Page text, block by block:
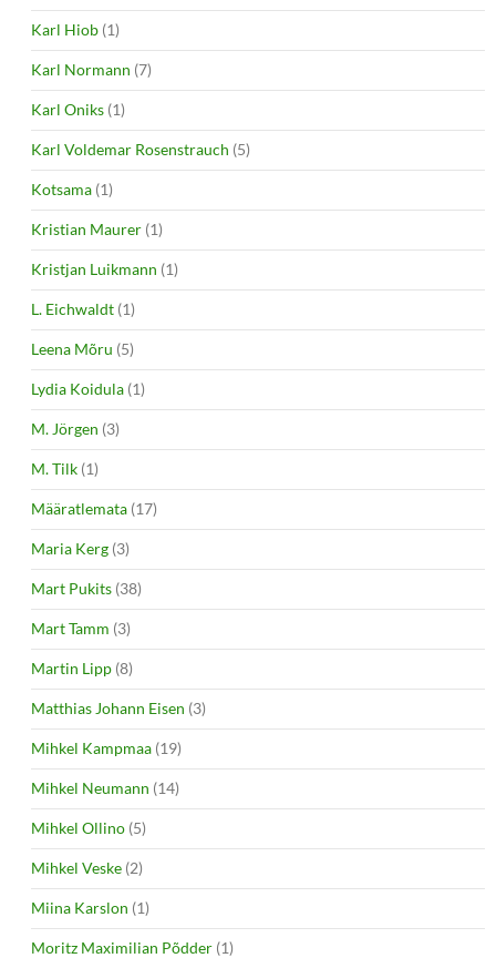
Karl Hiob (1)
Karl Normann (7)
Karl Oniks (1)
Karl Voldemar Rosenstrauch (5)
Kotsama (1)
Kristian Maurer (1)
Kristjan Luikmann (1)
L. Eichwaldt (1)
Leena Mõru (5)
Lydia Koidula (1)
M. Jörgen (3)
M. Tilk (1)
Määratlemata (17)
Maria Kerg (3)
Mart Pukits (38)
Mart Tamm (3)
Martin Lipp (8)
Matthias Johann Eisen (3)
Mihkel Kampmaa (19)
Mihkel Neumann (14)
Mihkel Ollino (5)
Mihkel Veske (2)
Miina Karslon (1)
Moritz Maximilian Põdder (1)